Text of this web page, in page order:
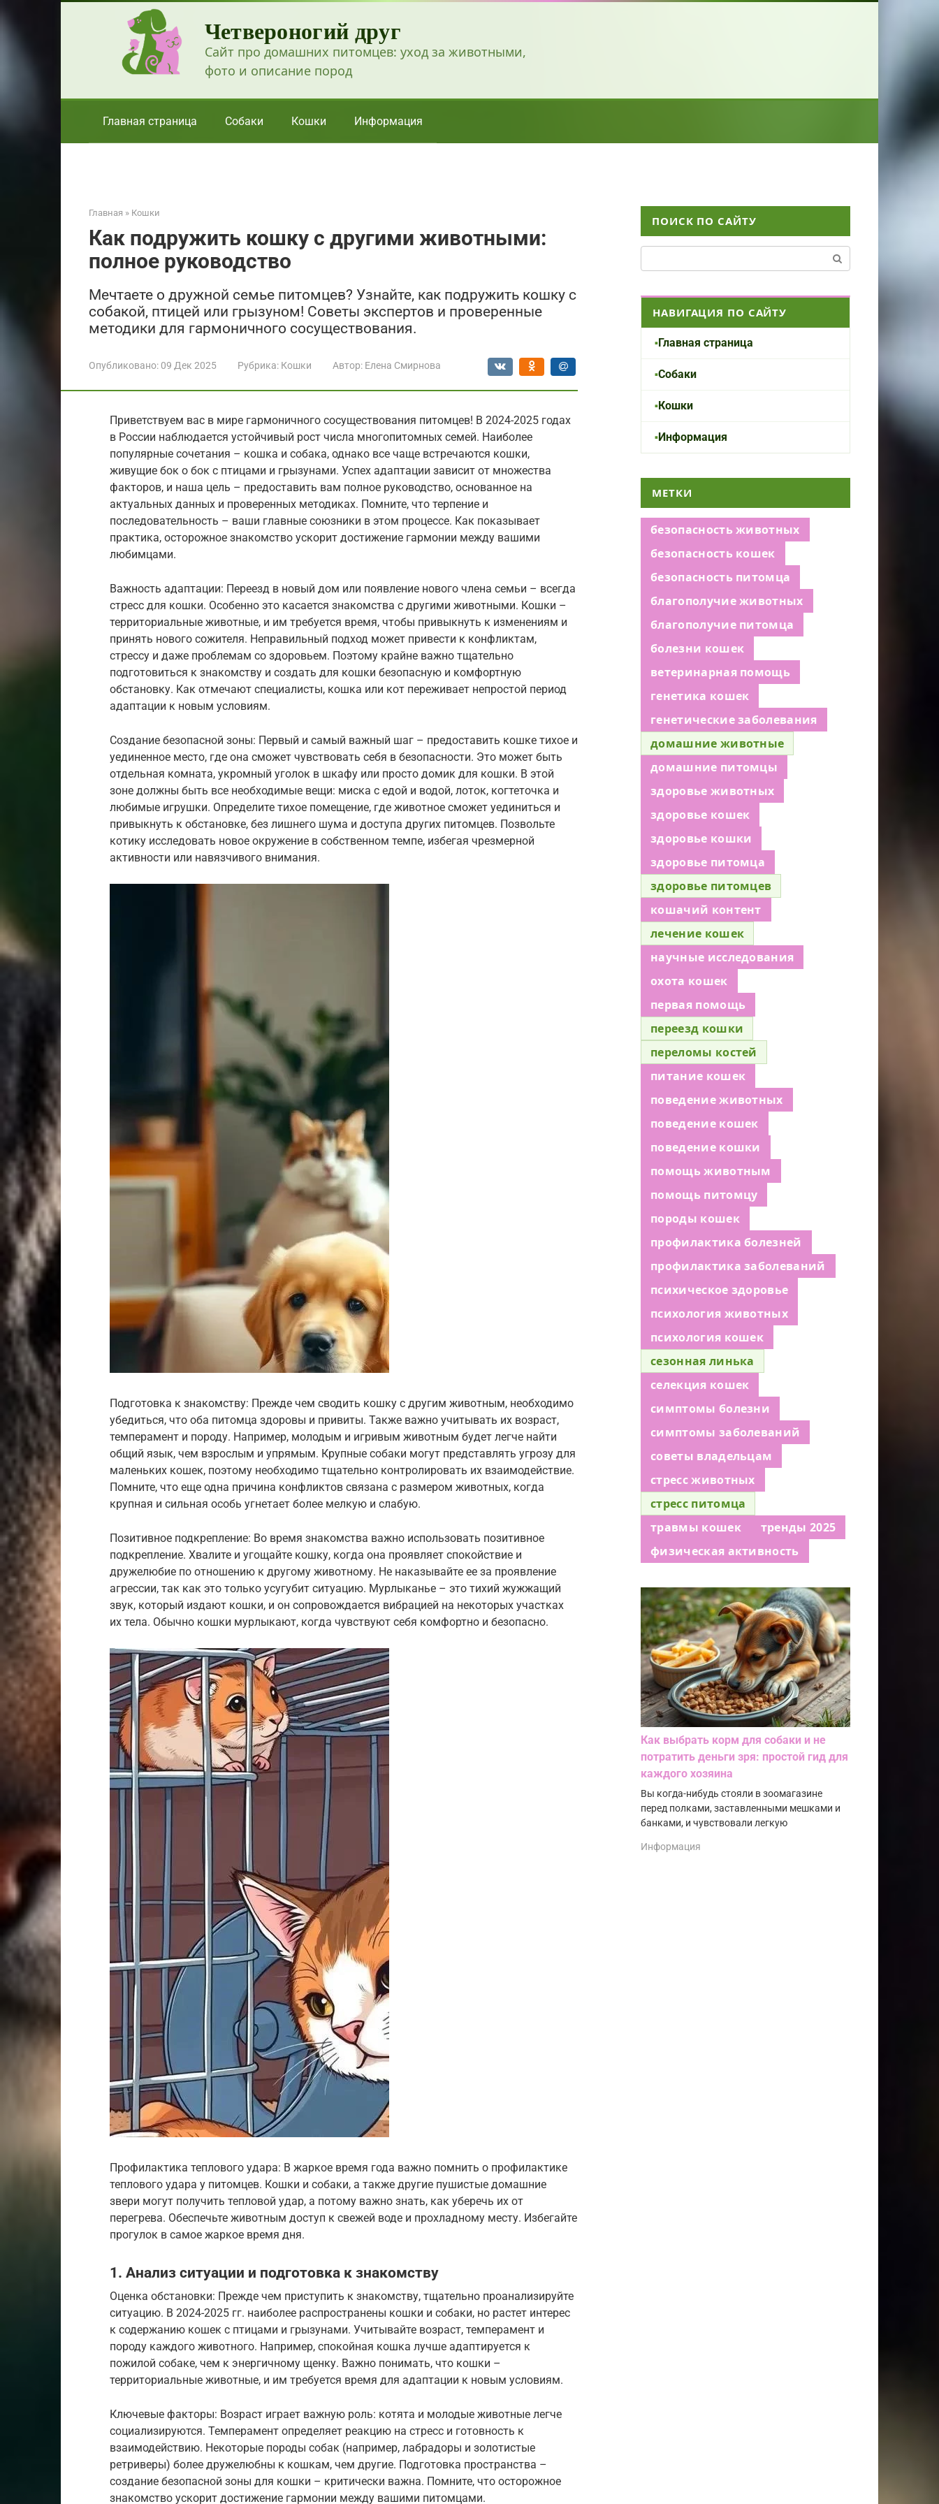
Четвероногий друг
Сайт про домашних питомцев: уход за животными,
фото и описание пород
Главная страница Собаки Кошки Информация
Главная » Кошки
Как подружить кошку с другими животными:
полное руководство
Мечтаете о дружной семье питомцев? Узнайте, как подружить кошку с
собакой, птицей или грызуном! Советы экспертов и проверенные
методики для гармоничного сосуществования.
Опубликовано: 09 Дек 2025 Рубрика: Кошки Автор: Елена Смирнова
Приветствуем вас в мире гармоничного сосуществования питомцев! В 2024-2025 годах
в России наблюдается устойчивый рост числа многопитомных семей. Наиболее
популярные сочетания – кошка и собака, однако все чаще встречаются кошки,
живущие бок о бок с птицами и грызунами. Успех адаптации зависит от множества
факторов, и наша цель – предоставить вам полное руководство, основанное на
актуальных данных и проверенных методиках. Помните, что терпение и
последовательность – ваши главные союзники в этом процессе. Как показывает
практика, осторожное знакомство ускорит достижение гармонии между вашими
любимцами.
Важность адаптации: Переезд в новый дом или появление нового члена семьи – всегда
стресс для кошки. Особенно это касается знакомства с другими животными. Кошки –
территориальные животные, и им требуется время, чтобы привыкнуть к изменениям и
принять нового сожителя. Неправильный подход может привести к конфликтам,
стрессу и даже проблемам со здоровьем. Поэтому крайне важно тщательно
подготовиться к знакомству и создать для кошки безопасную и комфортную
обстановку. Как отмечают специалисты, кошка или кот переживает непростой период
адаптации к новым условиям.
Создание безопасной зоны: Первый и самый важный шаг – предоставить кошке тихое и
уединенное место, где она сможет чувствовать себя в безопасности. Это может быть
отдельная комната, укромный уголок в шкафу или просто домик для кошки. В этой
зоне должны быть все необходимые вещи: миска с едой и водой, лоток, когтеточка и
любимые игрушки. Определите тихое помещение, где животное сможет уединиться и
привыкнуть к обстановке, без лишнего шума и доступа других питомцев. Позвольте
котику исследовать новое окружение в собственном темпе, избегая чрезмерной
активности или навязчивого внимания.
Подготовка к знакомству: Прежде чем сводить кошку с другим животным, необходимо
убедиться, что оба питомца здоровы и привиты. Также важно учитывать их возраст,
темперамент и породу. Например, молодым и игривым животным будет легче найти
общий язык, чем взрослым и упрямым. Крупные собаки могут представлять угрозу для
маленьких кошек, поэтому необходимо тщательно контролировать их взаимодействие.
Помните, что еще одна причина конфликтов связана с размером животных, когда
крупная и сильная особь угнетает более мелкую и слабую.
Позитивное подкрепление: Во время знакомства важно использовать позитивное
подкрепление. Хвалите и угощайте кошку, когда она проявляет спокойствие и
дружелюбие по отношению к другому животному. Не наказывайте ее за проявление
агрессии, так как это только усугубит ситуацию. Мурлыканье – это тихий жужжащий
звук, который издают кошки, и он сопровождается вибрацией на некоторых участках
их тела. Обычно кошки мурлыкают, когда чувствуют себя комфортно и безопасно.
Профилактика теплового удара: В жаркое время года важно помнить о профилактике
теплового удара у питомцев. Кошки и собаки, а также другие пушистые домашние
звери могут получить тепловой удар, а потому важно знать, как уберечь их от
перегрева. Обеспечьте животным доступ к свежей воде и прохладному месту. Избегайте
прогулок в самое жаркое время дня.
1. Анализ ситуации и подготовка к знакомству
Оценка обстановки: Прежде чем приступить к знакомству, тщательно проанализируйте
ситуацию. В 2024-2025 гг. наиболее распространены кошки и собаки, но растет интерес
к содержанию кошек с птицами и грызунами. Учитывайте возраст, темперамент и
породу каждого животного. Например, спокойная кошка лучше адаптируется к
пожилой собаке, чем к энергичному щенку. Важно понимать, что кошки –
территориальные животные, и им требуется время для адаптации к новым условиям.
Ключевые факторы: Возраст играет важную роль: котята и молодые животные легче
социализируются. Темперамент определяет реакцию на стресс и готовность к
взаимодействию. Некоторые породы собак (например, лабрадоры и золотистые
ретриверы) более дружелюбны к кошкам, чем другие. Подготовка пространства –
создание безопасной зоны для кошки – критически важна. Помните, что осторожное
знакомство ускорит достижение гармонии между вашими питомцами.
ПОИСК ПО САЙТУ
НАВИГАЦИЯ ПО САЙТУ
Главная страница
Собаки
Кошки
Информация
МЕТКИ
безопасность животных
безопасность кошек
безопасность питомца
благополучие животных
благополучие питомца
болезни кошек
ветеринарная помощь
генетика кошек
генетические заболевания
домашние животные
домашние питомцы
здоровье животных
здоровье кошек
здоровье кошки
здоровье питомца
здоровье питомцев
кошачий контент
лечение кошек
научные исследования
охота кошек
первая помощь
переезд кошки
переломы костей
питание кошек
поведение животных
поведение кошек
поведение кошки
помощь животным
помощь питомцу
породы кошек
профилактика болезней
профилактика заболеваний
психическое здоровье
психология животных
психология кошек
сезонная линька
селекция кошек
симптомы болезни
симптомы заболеваний
советы владельцам
стресс животных
стресс питомца
травмы кошек
тренды 2025
физическая активность
Как выбрать корм для собаки и не
потратить деньги зря: простой гид для
каждого хозяина
Вы когда-нибудь стояли в зоомагазине
перед полками, заставленными мешками и
банками, и чувствовали легкую
Информация